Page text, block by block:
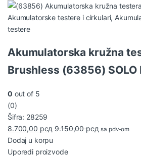
Akumulatorske testere i cirkulari,
testere
Akumulatorska kružna
Brushless (63856) SOLO
0 out of 5
(0)
Šifra: 28259
8.700,00 рсд 9.150,00рсд sa pdv-om
Dodaj u korpu
Uporedi proizvode